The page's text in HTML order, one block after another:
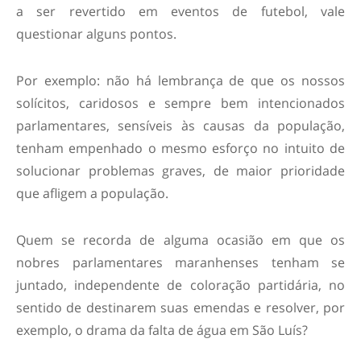
a ser revertido em eventos de futebol, vale
questionar alguns pontos.
Por exemplo: não há lembrança de que os nossos
solícitos, caridosos e sempre bem intencionados
parlamentares, sensíveis às causas da população,
tenham empenhado o mesmo esforço no intuito de
solucionar problemas graves, de maior prioridade
que afligem a população.
Quem se recorda de alguma ocasião em que os
nobres parlamentares maranhenses tenham se
juntado, independente de coloração partidária, no
sentido de destinarem suas emendas e resolver, por
exemplo, o drama da falta de água em São Luís?